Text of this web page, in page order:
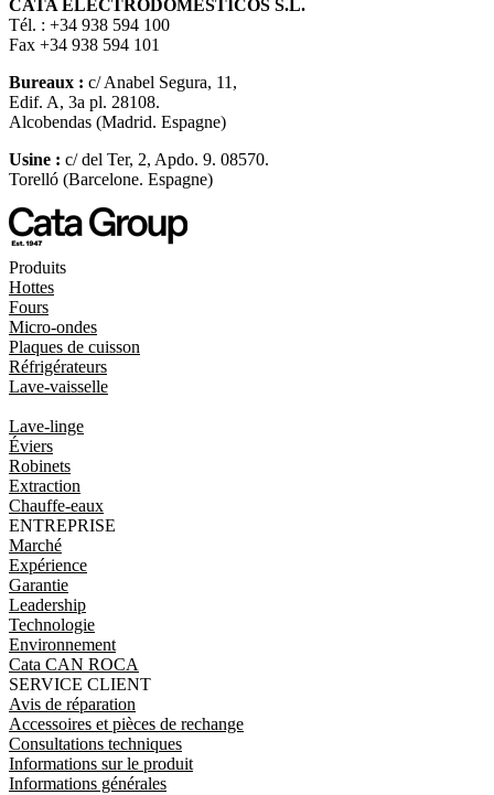
CATA ELECTRODOMÉSTICOS S.L.
Tél. : +34 938 594 100
Fax +34 938 594 101
Bureaux : c/ Anabel Segura, 11,
Edif. A, 3a pl. 28108.
Alcobendas (Madrid. Espagne)
Usine : c/ del Ter, 2, Apdo. 9. 08570.
Torelló (Barcelone. Espagne)
Produits
Hottes
Fours
Micro-ondes
Plaques de cuisson
Réfrigérateurs
Lave-vaisselle
Lave-linge
Éviers
Robinets
Extraction
Chauffe-eaux
ENTREPRISE
Marché
Expérience
Garantie
Leadership
Technologie
Environnement
Cata CAN ROCA
SERVICE CLIENT
Avis de réparation
Accessoires et pièces de rechange
Consultations techniques
Informations sur le produit
Informations générales